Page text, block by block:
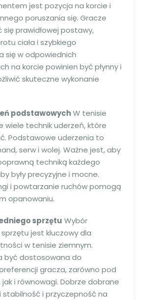
jest pozycja na korcie i
poruszania się. Gracze
się prawidłowej postawy,
ciała i szybkiego
się w odpowiednich
na korcie powinien być płynny i
skuteczne wykonanie
podstawowychW tenisie
wiele technik uderzeń, które
Podstawowe uderzenia to
serw i wolej. Ważne jest, aby
techniką każdego
były precyzyjne i mocne.
i powtarzanie ruchów pomogą
opanowaniu.
sprzętu Wybór
jest kluczowy dla
w tenisie ziemnym.
być dostosowana do
gracza, zarówno pod
i równowagi. Dobrze dobrane
i przyczepność na